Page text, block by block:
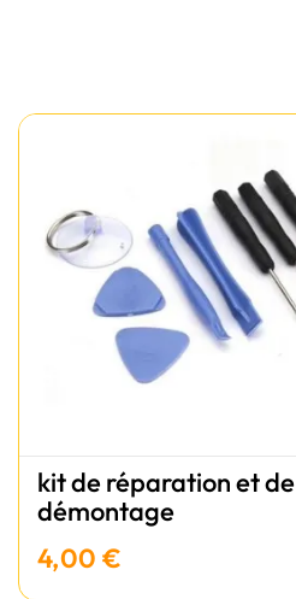
kit de réparation et de
démontage
4,00 €